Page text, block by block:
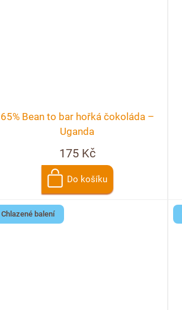
65% Bean to bar hořká čokoláda –
Uganda
175 Kč
Do košíku
Chlazené balení